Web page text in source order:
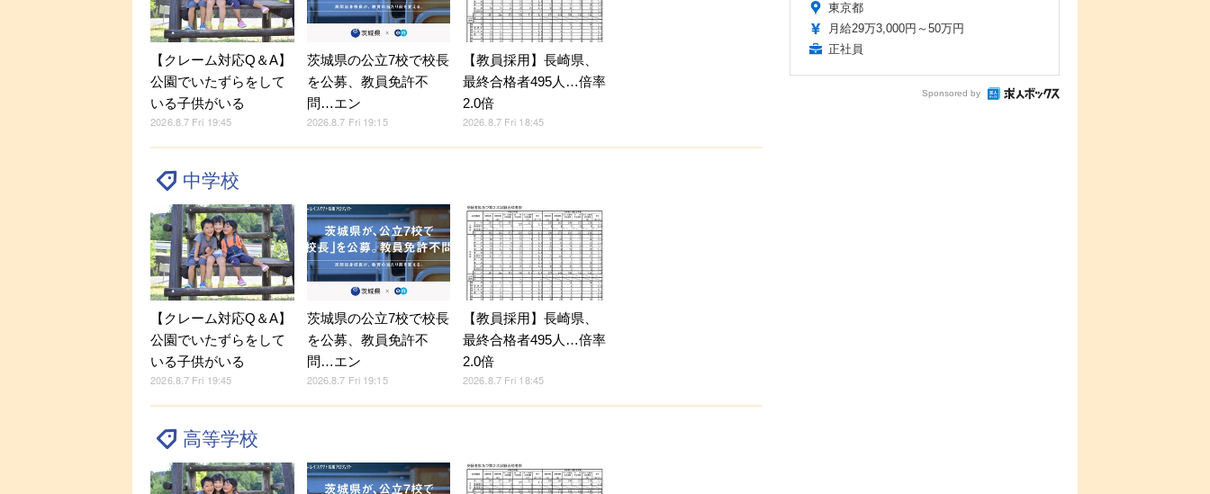
【クレーム対応Q＆A】
公園でいたずらをして
いる子供がいる
2026.8.7 Fri 19:45
茨城県の公立7校で校長
を公募、教員免許不
問…エン
2026.8.7 Fri 19:15
【教員採用】長崎県、
最終合格者495人…倍率
2.0倍
2026.8.7 Fri 18:45
中学校
【クレーム対応Q＆A】
公園でいたずらをして
いる子供がいる
2026.8.7 Fri 19:45
茨城県の公立7校で校長
を公募、教員免許不
問…エン
2026.8.7 Fri 19:15
【教員採用】長崎県、
最終合格者495人…倍率
2.0倍
2026.8.7 Fri 18:45
高等学校
東京都
月給29万3,000円～50万円
正社員
Sponsored by